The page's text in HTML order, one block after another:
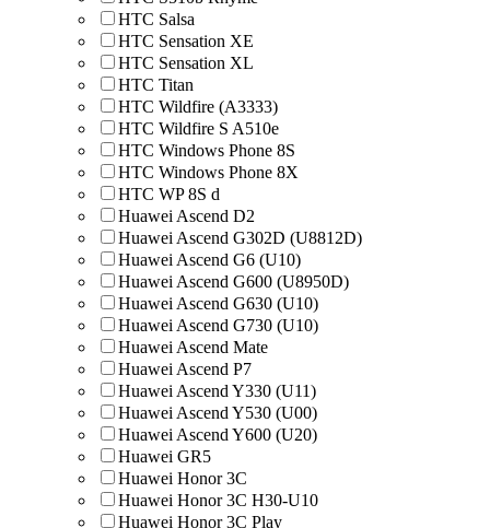
HTC Salsa
HTC Sensation XE
HTC Sensation XL
HTC Titan
HTC Wildfire (A3333)
HTC Wildfire S A510e
HTC Windows Phone 8S
HTC Windows Phone 8X
HTC WP 8S d
Huawei Ascend D2
Huawei Ascend G302D (U8812D)
Huawei Ascend G6 (U10)
Huawei Ascend G600 (U8950D)
Huawei Ascend G630 (U10)
Huawei Ascend G730 (U10)
Huawei Ascend Mate
Huawei Ascend P7
Huawei Ascend Y330 (U11)
Huawei Ascend Y530 (U00)
Huawei Ascend Y600 (U20)
Huawei GR5
Huawei Honor 3C
Huawei Honor 3C H30-U10
Huawei Honor 3C Play